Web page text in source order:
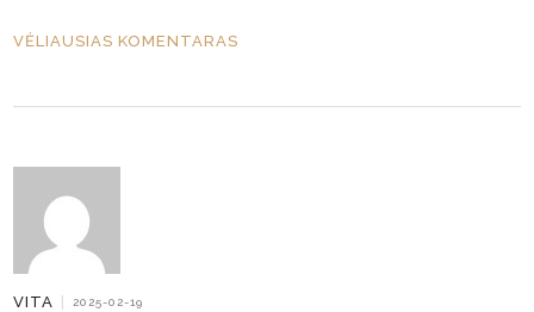
VĖLIAUSIAS KOMENTARAS
VITA | 2025-02-19